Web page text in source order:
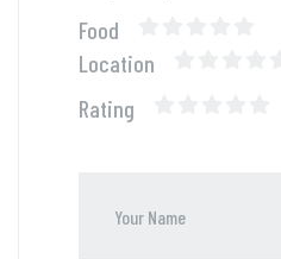
Food
Location
Rating